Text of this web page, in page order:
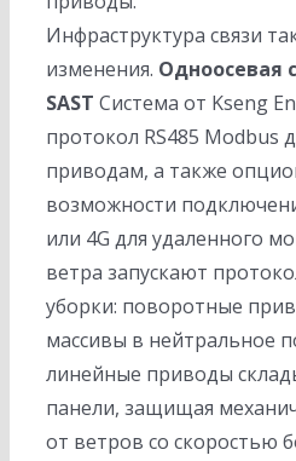
Инфраструктура связи
изменения. Одноосевая
SAST Система от Kseng
протокол RS485 Modbus
приводам, а также
возможности
или 4G для удаленного
ветра запускают
уборки: поворотные
массивы в нейтральное
линейные приводы
панели, защищая
от ветров со скоростью